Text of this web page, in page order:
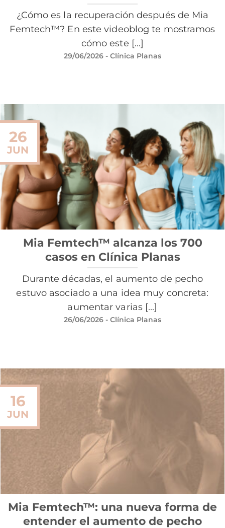
¿Cómo es la recuperación después de Mia
Femtech™? En este videoblog te mostramos
cómo este [...]
29/06/2026 - Clínica Planas
Mia Femtech™ alcanza los 700
casos en Clínica Planas
Durante décadas, el aumento de pecho
estuvo asociado a una idea muy concreta:
aumentar varias [...]
26/06/2026 - Clínica Planas
26
JUN
Mia Femtech™: una nueva forma de
entender el aumento de pecho
16
JUN